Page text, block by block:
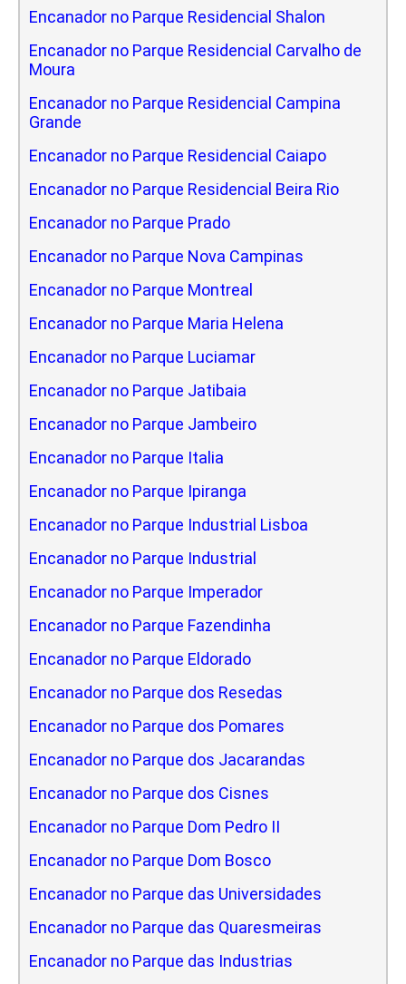
Encanador no Parque Residencial Shalon
Encanador no Parque Residencial Carvalho de
Moura
Encanador no Parque Residencial Campina
Grande
Encanador no Parque Residencial Caiapo
Encanador no Parque Residencial Beira Rio
Encanador no Parque Prado
Encanador no Parque Nova Campinas
Encanador no Parque Montreal
Encanador no Parque Maria Helena
Encanador no Parque Luciamar
Encanador no Parque Jatibaia
Encanador no Parque Jambeiro
Encanador no Parque Italia
Encanador no Parque Ipiranga
Encanador no Parque Industrial Lisboa
Encanador no Parque Industrial
Encanador no Parque Imperador
Encanador no Parque Fazendinha
Encanador no Parque Eldorado
Encanador no Parque dos Resedas
Encanador no Parque dos Pomares
Encanador no Parque dos Jacarandas
Encanador no Parque dos Cisnes
Encanador no Parque Dom Pedro II
Encanador no Parque Dom Bosco
Encanador no Parque das Universidades
Encanador no Parque das Quaresmeiras
Encanador no Parque das Industrias